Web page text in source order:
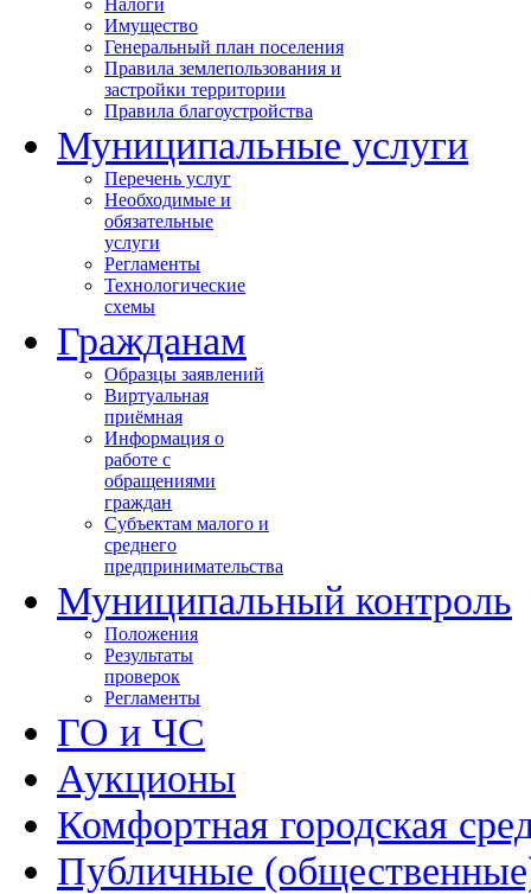
Налоги
Имущество
Генеральный план поселения
Правила землепользования и
застройки территории
Правила благоустройства
Муниципальные услуги
Перечень услуг
Необходимые и
обязательные
услуги
Регламенты
Технологические
схемы
Гражданам
Образцы заявлений
Виртуальная
приёмная
Информация о
работе с
обращениями
граждан
Субъектам малого и
среднего
предпринимательства
Муниципальный контроль
Положения
Результаты
проверок
Регламенты
ГО и ЧС
Аукционы
Комфортная городская
Публичные